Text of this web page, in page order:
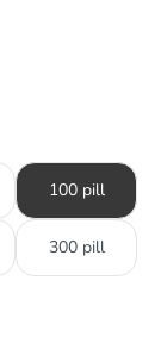
100 pill
300 pill